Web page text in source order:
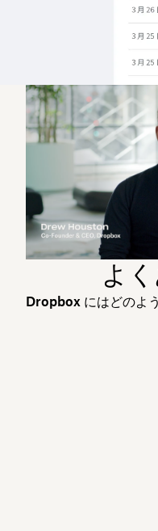
よ
Dropbox にはどのよ